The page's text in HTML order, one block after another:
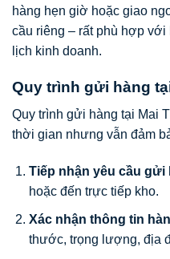
hàng hẹn giờ hoặc giao
cầu riêng – rất phù hợp
lịch kinh doanh.
Quy trình gửi hàng
Quy trình gửi hàng tại Mai
thời gian nhưng vẫn đảm
Tiếp nhận yêu cầu gửi
hoặc đến trực tiếp kho.
Xác nhận thông tin
thước, trọng lượng, địa